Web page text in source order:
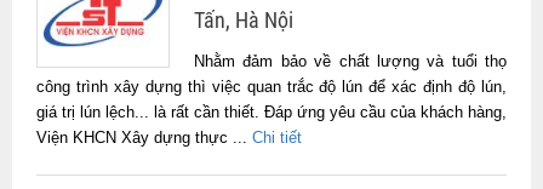
Tấn, Hà Nội
Nhằm đảm bảo về chất lượng và tuổi thọ
công trình xây dựng thì việc quan trắc độ lún để xác định độ lún,
giá trị lún lệch... là rất cần thiết. Đáp ứng yêu cầu của khách hàng,
Viện KHCN Xây dựng thực ... Chi tiết